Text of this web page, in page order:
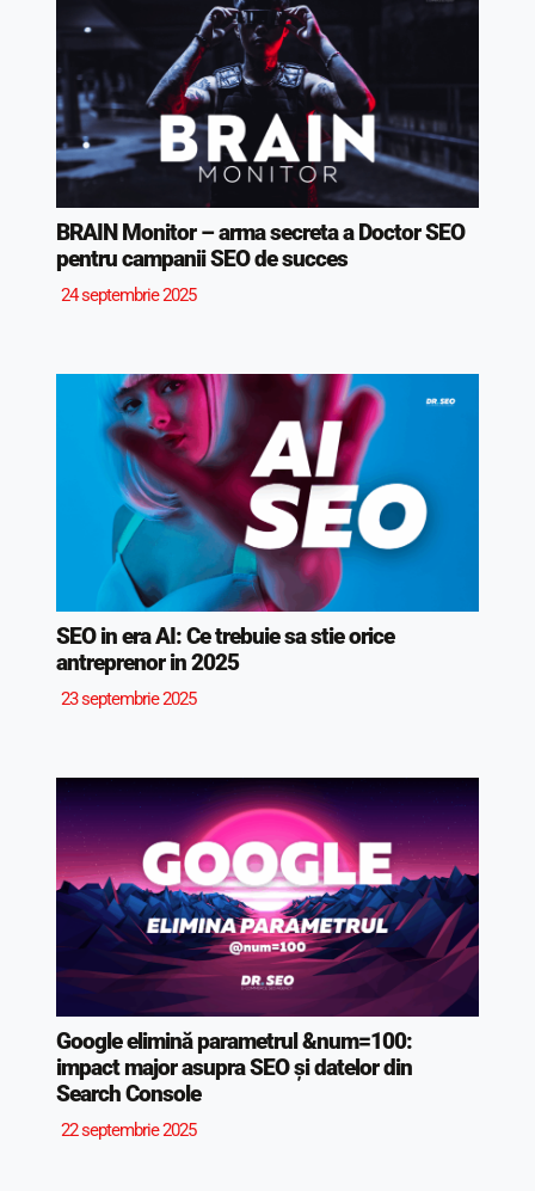
BRAIN Monitor – arma secreta a Doctor SEO
pentru campanii SEO de succes
24 septembrie 2025
SEO in era AI: Ce trebuie sa stie orice
antreprenor in 2025
23 septembrie 2025
Google elimină parametrul &num=100:
impact major asupra SEO și datelor din
Search Console
22 septembrie 2025